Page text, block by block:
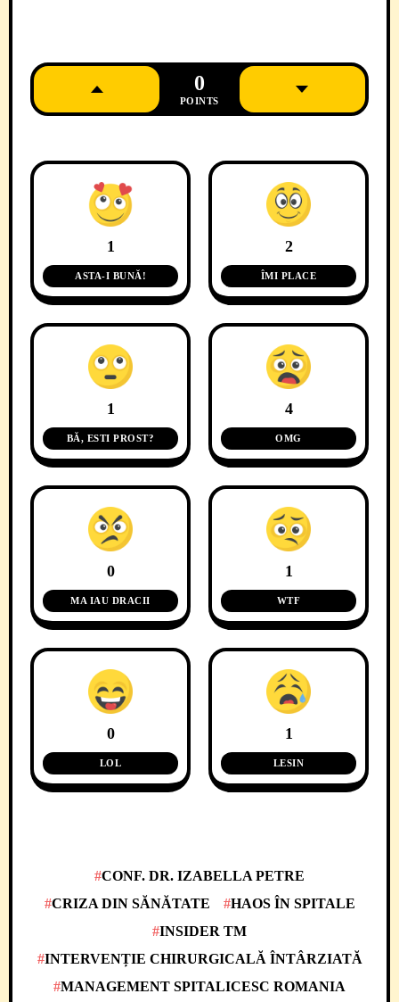
0
POINTS
1
ASTA-I BUNĂ!
2
ÎMI PLACE
1
BĂ, ESTI PROST?
4
OMG
0
MA IAU DRACII
1
WTF
0
LOL
1
LESIN
CONF. DR. IZABELLA PETRE
CRIZA DIN SĂNĂTATE
HAOS ÎN SPITALE
INSIDER TM
INTERVENȚIE CHIRURGICALĂ ÎNTÂRZIATĂ
MANAGEMENT SPITALICESC ROMANIA